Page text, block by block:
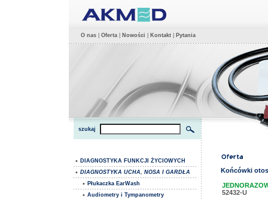
O nas Oferta Nowości Kontakt Pytania
szukaj
• DIAGNOSTYKA FUNKCJI ŻYCIOWYCH
• DIAGNOSTYKA UCHA, NOSA I GARDŁA
• Płukaczka EarWash
• Audiometry i Tympanometry
Końcówki
52432-U